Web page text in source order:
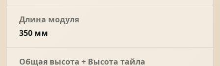
Длина модуля
350 мм
Общая высота + Высота тайла